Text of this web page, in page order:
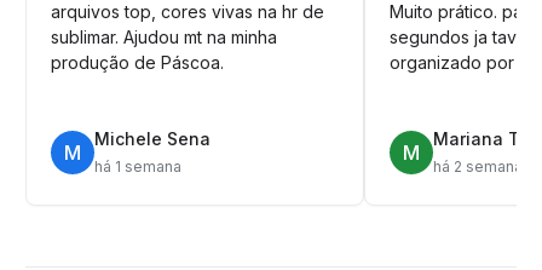
arquivos top, cores vivas na hr de
sublimar. Ajudou mt na minha
produção de Páscoa.
M
Michele Sena
há 1 semana
Muito prático.
segundos ja tava
organizado por
M
Mariana T.
há 2 semanas